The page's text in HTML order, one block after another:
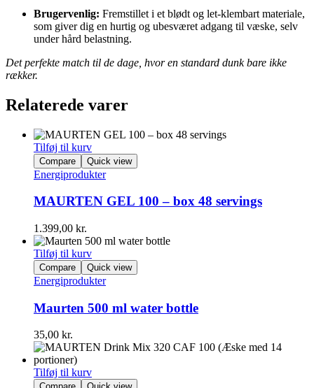
Brugervenlig: Fremstillet i et blødt og let-klembart materiale,
som giver dig en hurtig og ubesværet adgang til væske, selv
under hård belastning.
Det perfekte match til de dage, hvor en standard dunk bare ikke
rækker.
Relaterede varer
Tilføj til kurv
Compare Quick view
Energiprodukter
MAURTEN GEL 100 – box 48 servings
1.399,00 kr.
Tilføj til kurv
Compare Quick view
Energiprodukter
Maurten 500 ml water bottle
35,00 kr.
Tilføj til kurv